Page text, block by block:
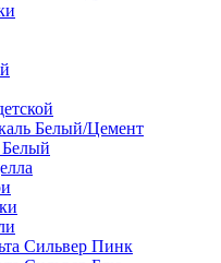
Белый/Цемент
Белый
Сильвер Пинк